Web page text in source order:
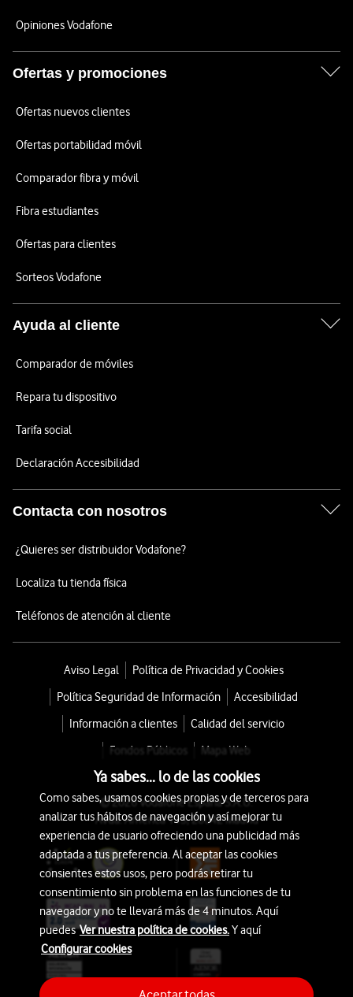
Opiniones Vodafone
Ofertas y promociones
Ofertas nuevos clientes
Ofertas portabilidad móvil
Comparador fibra y móvil
Fibra estudiantes
Ofertas para clientes
Sorteos Vodafone
Ayuda al cliente
Comparador de móviles
Repara tu dispositivo
Tarifa social
Declaración Accesibilidad
Contacta con nosotros
¿Quieres ser distribuidor Vodafone?
Localiza tu tienda física
Teléfonos de atención al cliente
Aviso Legal
Política de Privacidad y Cookies
Política Seguridad de Información
Accesibilidad
Información a clientes
Calidad del servicio
Fondos Públicos
Mapa Web
© 2026 Vodafone España S.A.U.
Avda. América 115, 28042 Madrid
Ya sabes... lo de las cookies
Como sabes, usamos cookies propias y de terceros para
analizar tus hábitos de navegación y así mejorar tu
experiencia de usuario ofreciendo una publicidad más
adaptada a tus preferencia. Al aceptar las cookies
consientes estos usos, pero podrás retirar tu
consentimiento sin problema en las funciones de tu
navegador y no te llevará más de 4 minutos. Aquí
puedesVer nuestra política de cookies.Y aquí
Configurar cookies